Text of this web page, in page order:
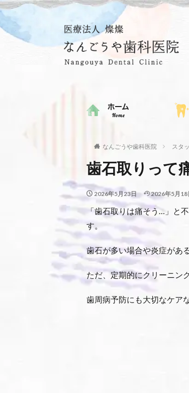
なんごうや歯科医院 スタ
歯石取りって
2026年5月23日 2026年5月18
「歯石取りは痛そう…」と
す。
歯石が多い場合や炎症があ
ただ、定期的にクリーニン
歯周病予防にも大切なケア